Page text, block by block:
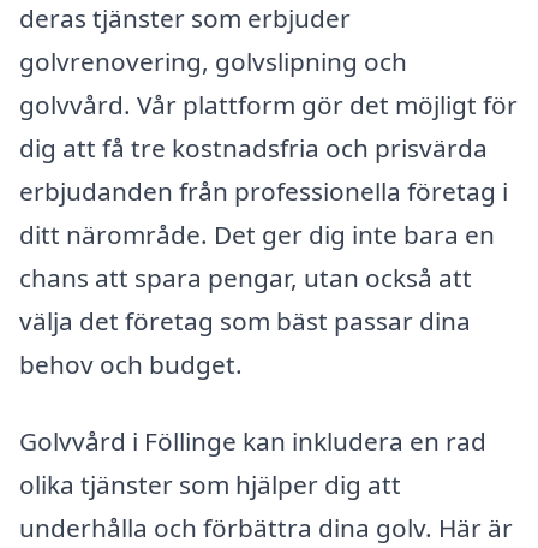
deras tjänster som erbjuder
golvrenovering, golvslipning och
golvvård. Vår plattform gör det möjligt för
dig att få tre kostnadsfria och prisvärda
erbjudanden från professionella företag i
ditt närområde. Det ger dig inte bara en
chans att spara pengar, utan också att
välja det företag som bäst passar dina
behov och budget.
Golvvård i Föllinge kan inkludera en rad
olika tjänster som hjälper dig att
underhålla och förbättra dina golv. Här är